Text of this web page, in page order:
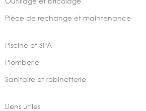
Pièce de rechange et maintenance
Piscine et SPA
Plomberie
Sanitaire et robinetterie
Liens utiles